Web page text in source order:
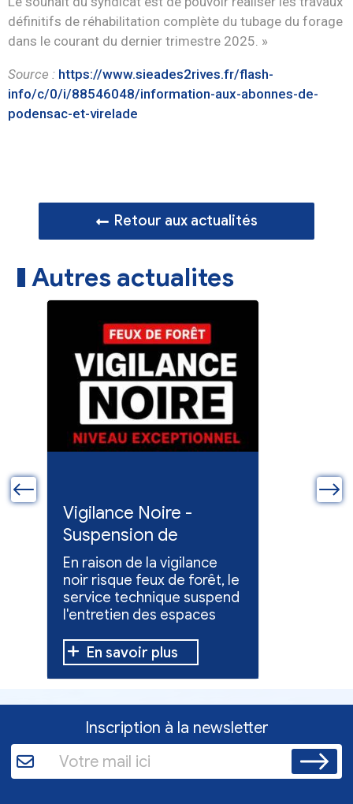
définitifs de réhabilitation complète du tubage du forage
dans le courant du dernier trimestre 2025. »
Source : https://www.sieades2rives.fr/flash-
info/c/0/i/88546048/information-aux-abonnes-de-
podensac-et-virelade
Retour aux actualités
Autres actualites
Vigilance Noire -
Suspension de
l'entretien des
espaces verts
En raison de la vigilance
noir risque feux de forêt, le
service technique suspend
l'entretien des espaces
En savoir plus
Feux
Inscription à la newsletter